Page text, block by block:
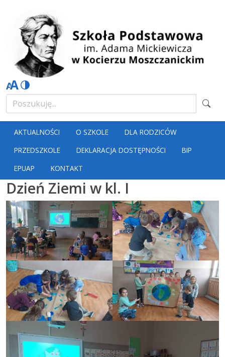
AKTUALNOŚCI O SZKOLE
DLA RODZICÓW
PRZEDSZKOLE
DEKLARACJA DOSTĘPNOŚCI
BIP
EPUAP
KONTAKT
Dzień Ziemi w kl. I